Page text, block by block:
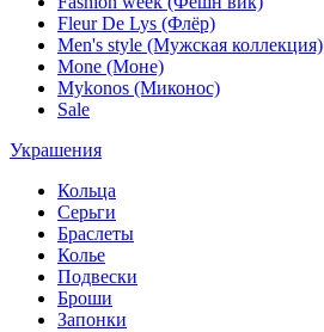
Fleur De Lys (Флёр)
Men's style (Мужская коллекция)
Mone (Моне)
Mykonos (Миконос)
Sale
Украшения
Кольца
Серьги
Браслеты
Колье
Подвески
Броши
Запонки